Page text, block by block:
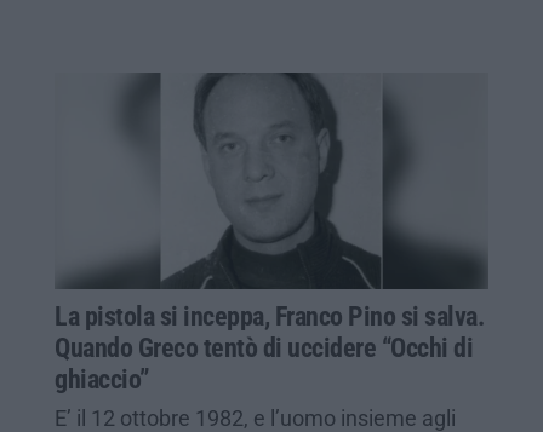
La pistola si inceppa, Franco Pino si salva.
Quando Greco tentò di uccidere “Occhi di
ghiaccio”
E’ il 12 ottobre 1982, e l’uomo insieme agli